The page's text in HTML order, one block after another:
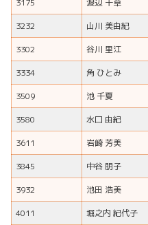
3232
山川 美由紀
3302
谷川 里江
3334
角 ひとみ
3509
池 千夏
3580
水口 由紀
3611
岩崎 芳美
3845
中谷 朋子
3932
池田 浩美
4011
堀之内 紀代子